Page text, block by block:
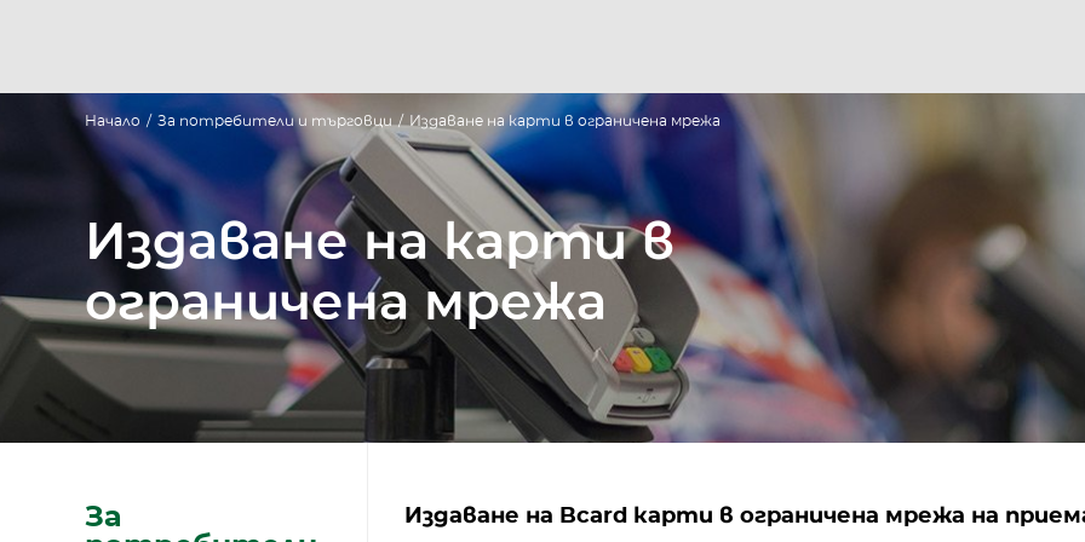
Начало / За потребители и търговци / Издаване на карти в ограничена мрежа
Издаване на карти в
ограничена мрежа
За
Издаване на Bcard карти в ограничена мрежа на